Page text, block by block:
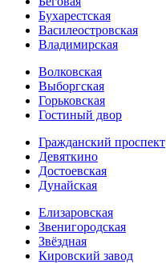
Бухарестская
Василеостровская
Владимирская
Волковская
Выборгская
Горьковская
Гостиный двор
Гражданский проспект
Девяткино
Достоевская
Дунайская
Елизаровская
Звенигородская
Звёздная
Кировский завод